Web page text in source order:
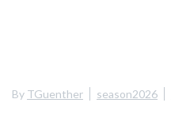
By TGuenther season2026